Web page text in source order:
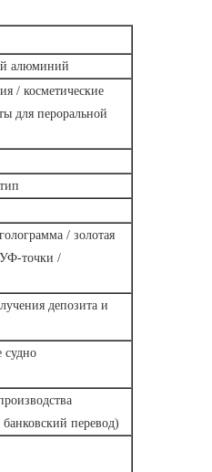
алюминий
/ косметические
для пероральной
/ золотая
УФ-точки /
депозита и
судно
перевод)